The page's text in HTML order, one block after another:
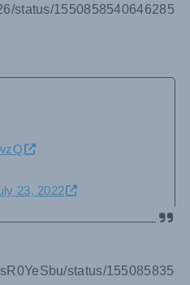
status/1550858540646285
23, 2022
status/155085835